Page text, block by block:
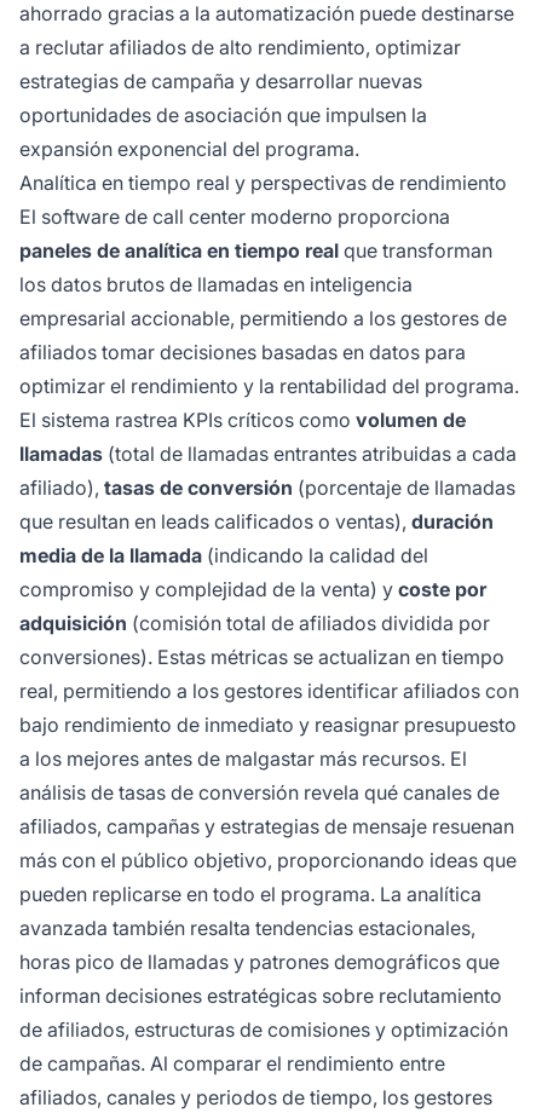
ahorrado gracias a la automatización puede destinarse
a reclutar afiliados de alto rendimiento, optimizar
estrategias de campaña y desarrollar nuevas
oportunidades de asociación que impulsen la
expansión exponencial del programa.
Analítica en tiempo real y perspectivas de rendimiento
El software de call center moderno proporciona
paneles de analítica en tiempo real que transforman
los datos brutos de llamadas en inteligencia
empresarial accionable, permitiendo a los gestores de
afiliados tomar decisiones basadas en datos para
optimizar el rendimiento y la rentabilidad del programa.
El sistema rastrea KPIs críticos como volumen de
llamadas (total de llamadas entrantes atribuidas a cada
afiliado), tasas de conversión (porcentaje de llamadas
que resultan en leads calificados o ventas), duración
media de la llamada (indicando la calidad del
compromiso y complejidad de la venta) y coste por
adquisición (comisión total de afiliados dividida por
conversiones). Estas métricas se actualizan en tiempo
real, permitiendo a los gestores identificar afiliados con
bajo rendimiento de inmediato y reasignar presupuesto
a los mejores antes de malgastar más recursos. El
análisis de tasas de conversión revela qué canales de
afiliados, campañas y estrategias de mensaje resuenan
más con el público objetivo, proporcionando ideas que
pueden replicarse en todo el programa. La analítica
avanzada también resalta tendencias estacionales,
horas pico de llamadas y patrones demográficos que
informan decisiones estratégicas sobre reclutamiento
de afiliados, estructuras de comisiones y optimización
de campañas. Al comparar el rendimiento entre
afiliados, canales y periodos de tiempo, los gestores